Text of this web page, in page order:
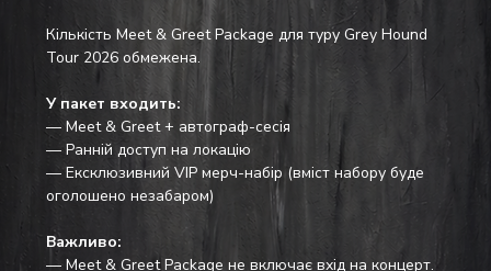
Кількість Meet & Greet Package для туру Grey Hound
Tour 2026 обмежена.
У пакет входить:
— Meet & Greet + автограф-сесія
— Ранній доступ на локацію
— Ексклюзивний VIP мерч-набір (вміст набору буде
оголошено незабаром)
Важливо:
— Meet & Greet Package не включає вхід на концерт.